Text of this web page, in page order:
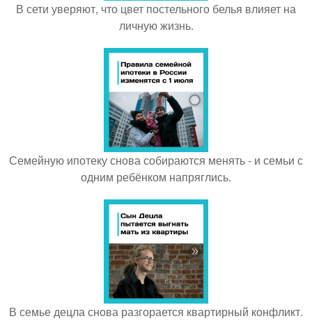
В сети уверяют, что цвет постельного белья влияет на
личную жизнь.
Семейную ипотеку снова собираются менять - и семьи с
одним ребёнком напряглись.
В семье децла снова разгорается квартирный конфликт.